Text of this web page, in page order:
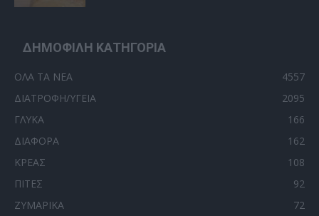
ΔΗΜΟΦΙΛΗ ΚΑΤΗΓΟΡΙΑ
ΟΛΑ ΤΑ ΝΕΑ
4557
ΔΙΑΤΡΟΦΗ/ΥΓΕΙΑ
2095
ΓΛΥΚΑ
166
ΔΙΑΦΟΡΑ
162
ΚΡΕΑΣ
108
ΠΙΤΕΣ
92
ΖΥΜΑΡΙΚΑ
72